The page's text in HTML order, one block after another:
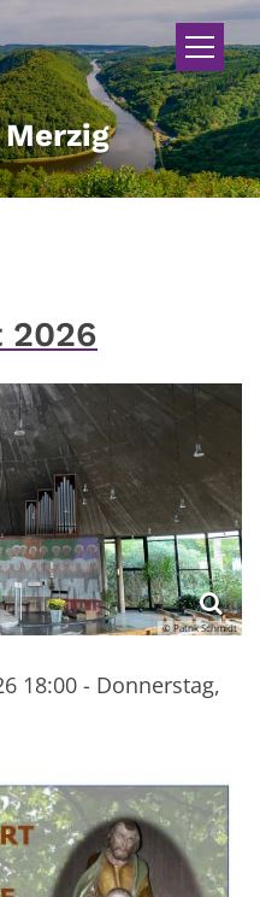
2026
© Patrik Schmidt
18:00 - Donnerstag,